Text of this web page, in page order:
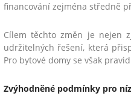
financování zejména středně
Cílem těchto změn je nejen
udržitelných řešení, která
Pro bytové domy se však
Zvýhodněné podmínky pro